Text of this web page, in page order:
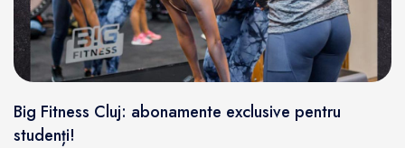
Big Fitness Cluj: abonamente exclusive pentru
studenți!